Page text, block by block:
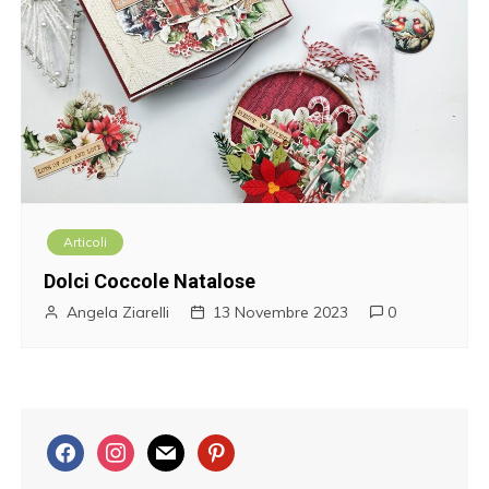
Articoli
Dolci Coccole Natalose
Angela Ziarelli 13 Novembre 2023 0
f
a
i
n
m
a
p